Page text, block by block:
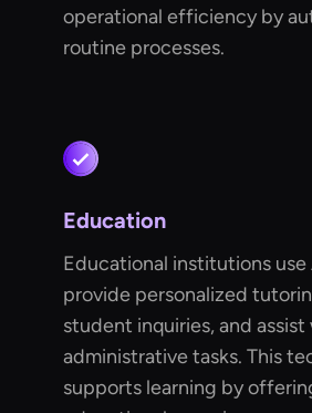
operational efficiency by
routine processes.
Education
Educational institutions use
provide personalized
student inquiries, and assist
administrative tasks. This
supports learning by